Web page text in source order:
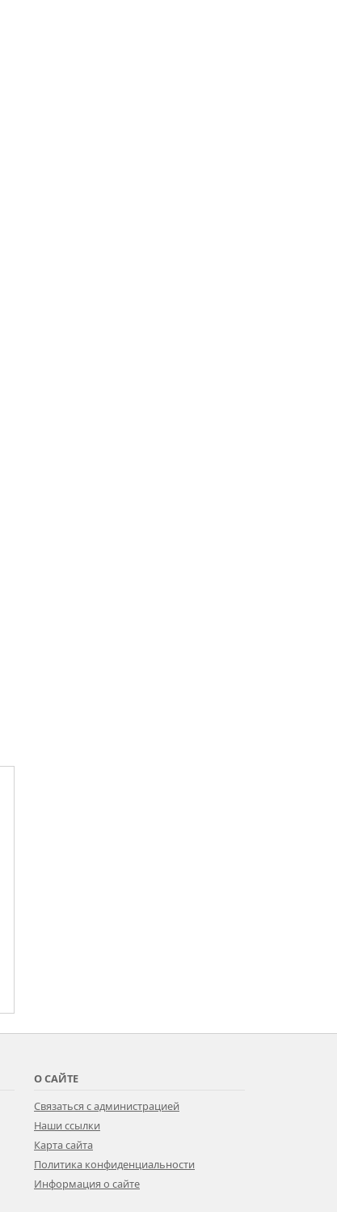
О САЙТЕ
Связаться с администрацией
Наши ссылки
Карта сайта
Политика конфиденциальности
Информация о сайте